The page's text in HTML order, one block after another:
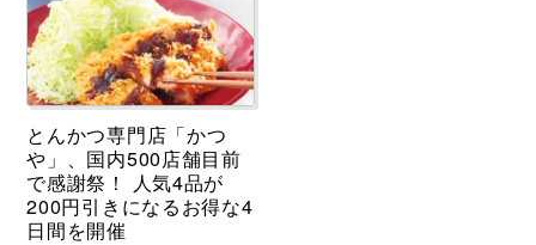
とんかつ専門店「かつ
や」、国内500店舗目前
で感謝祭！ 人気4品が
200円引きになるお得な4
日間を開催